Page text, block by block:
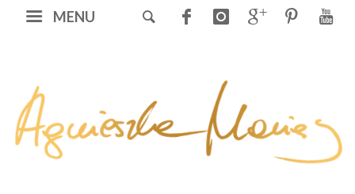
MENU